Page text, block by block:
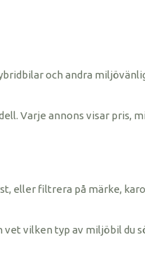
och andra
Varje annons visar pris,
filtrera på märke,
vilken typ av miljöbil du